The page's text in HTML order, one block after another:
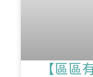
【區區